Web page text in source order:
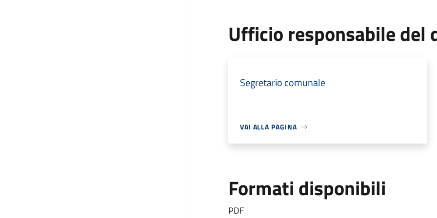
Ufficio responsabile del
Segretario comunale
VAI ALLA PAGINA
Formati disponibili
PDF